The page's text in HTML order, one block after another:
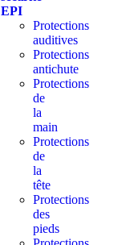
EPI
Protections
auditives
Protections
antichute
Protections
de
la
main
Protections
de
la
tête
Protections
des
pieds